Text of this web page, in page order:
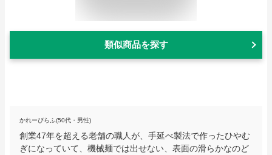
類似商品を探す
かれーぴらふ(50代・男性)
創業47年を超える老舗の職人が、手延べ製法で作ったひやむ
ぎになっていて、機械麺では出せない、表面の滑らかなのど